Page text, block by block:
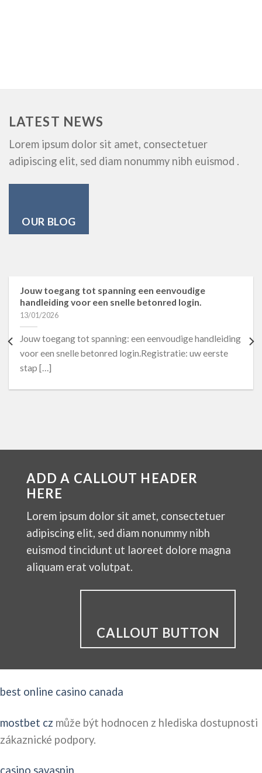
LATEST NEWS
Lorem ipsum dolor sit amet, consectetuer
adipiscing elit, sed diam nonummy nibh euismod .
OUR BLOG
Jouw toegang tot spanning een eenvoudige
handleiding voor een snelle betonred login.
13/01/2026
Jouw toegang tot spanning: een eenvoudige handleiding
voor een snelle betonred login.Registratie: uw eerste
stap […]
ADD A CALLOUT HEADER
HERE
Lorem ipsum dolor sit amet, consectetuer
adipiscing elit, sed diam nonummy nibh
euismod tincidunt ut laoreet dolore magna
aliquam erat volutpat.
CALLOUT BUTTON
best online casino canada
mostbet cz může být hodnocen z hlediska dostupnosti
zákaznické podpory.
casino savaspin